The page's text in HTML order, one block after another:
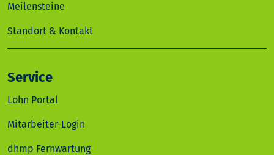
Meilensteine
Standort & Kontakt
Service
Lohn Portal
Mitarbeiter-Login
dhmp Fernwartung